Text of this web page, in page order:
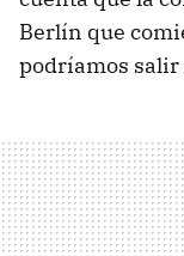
Berlín que
podríamos salir